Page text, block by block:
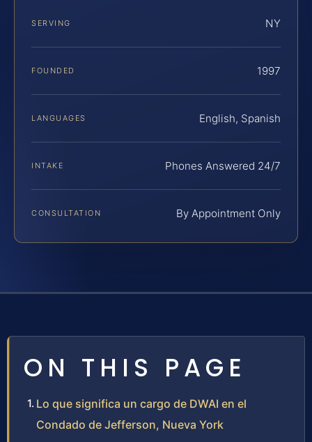
SERVING NY
FOUNDED 1997
LANGUAGES English, Spanish
INTAKE Phones Answered 24/7
CONSULTATION By Appointment Only
ON THIS PAGE
Lo que significa un cargo de DWAI en el
Condado de Jefferson, Nueva York